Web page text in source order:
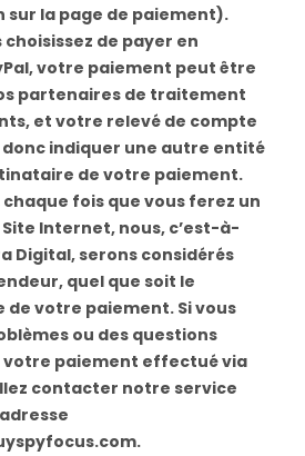
la page de paiement).
choisissez de payer en
votre paiement peut être
partenaires de traitement
et votre relevé de compte
donc indiquer une autre entité
de votre paiement.
fois que vous ferez un
Internet, nous, c’est-à-
Digital, serons considérés
quel que soit le
votre paiement. Si vous
ou des questions
paiement effectué via
contacter notre service
.